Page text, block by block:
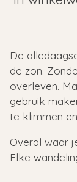
De
de zon.
overleven.
gebruik
te klimmen
Overal waar
Elke